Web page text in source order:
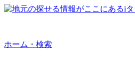
ホーム・検索